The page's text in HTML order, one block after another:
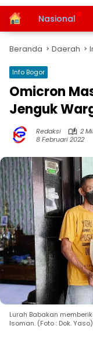
HomeNasional
Beranda Daerah
Info Bogor
Omicron
Jenguk
Redaksi
2
8 Februari 2022
Lurah Babakan
Isoman. (Foto : Dok. Yaso)